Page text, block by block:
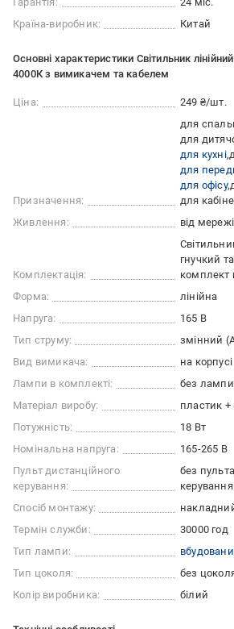
Країна-виробник:
Китай
Основні характеристики Світильник
4000К з вимикачем та кабелем
Ціна: 249 ₴/шт.
Призначення:
для
для
для кухні
для
для офісу
для
Живлення:
від
Комплектація:
гнучкий
комплект
Форма:
лінійна
Напруга:
165 В
Тип струму:
змінний
Вид вимикача:
на корпусі
Лампи в комплекті:
без лампи
Матеріал виробу:
пластик +
Потужність:
18 Вт
Номінальна напруга:
165-265 В
Пульт дистанційного
керування:
без
керування
Спосіб монтажу:
Термін служби:
30000 год
Тип лампи:
Тип цоколя:
без
Колір виробника:
білий